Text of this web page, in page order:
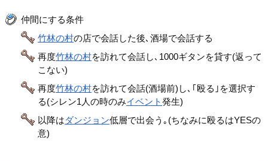
仲間にする条件
竹林の村の店で会話した後､酒場で会話する
再度竹林の村を訪れて会話し､1000ギタンを貸す(返って
こない)
再度竹林の村を訪れて会話(酒場前)し､｢殴る｣を選択す
る(シレン1人の時のみイベント発生)
以降はダンジョン低層で出会う｡(ちなみに殴るはYESの
意)